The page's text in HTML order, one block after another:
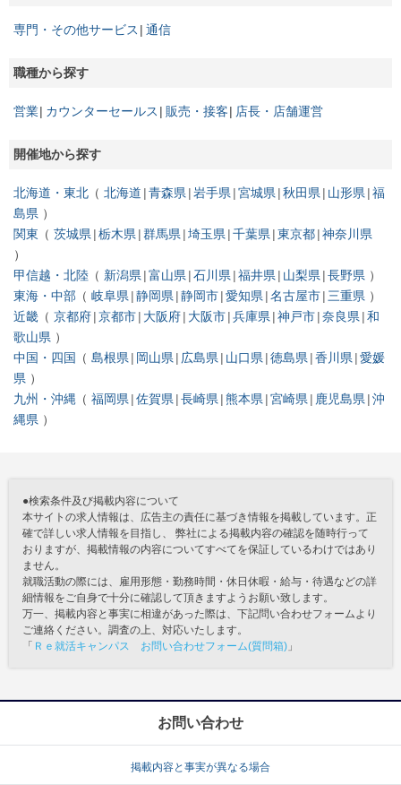
専門・その他サービス 通信
職種から探す
営業 カウンターセールス 販売・接客 店長・店舗運営
開催地から探す
北海道・東北 北海道 青森県 岩手県 宮城県 秋田県 山形県 福
島県
関東
茨城県 栃木県 群馬県 埼玉県 千葉県 東京都 神奈川県
甲信越・北陸 新潟県 富山県 石川県 福井県 山梨県 長野県
東海・中部
岐阜県 静岡県 静岡市 愛知県 名古屋市 三重県
近畿
京都府 京都市 大阪府 大阪市 兵庫県 神戸市 奈良県 和
歌山県
中国・四国
島根県 岡山県 広島県 山口県 徳島県 香川県 愛媛
県
九州・沖縄
福岡県 佐賀県 長崎県 熊本県 宮崎県 鹿児島県 沖
縄県
●検索条件及び掲載内容について
本サイトの求人情報は、広告主の責任に基づき情報を掲載しています。正
確で詳しい求人情報を目指し、 弊社による掲載内容の確認を随時行って
おりますが、掲載情報の内容についてすべてを保証しているわけではあり
ません。
就職活動の際には、雇用形態・勤務時間・休日休暇・給与・待遇などの詳
細情報をご自身で十分に確認して頂きますようお願い致します。
万一、掲載内容と事実に相違があった際は、下記問い合わせフォームより
ご連絡ください。調査の上、対応いたします。
「 Ｒｅ就活キャンパス お問い合わせフォーム(質問箱) 」
お問い合わせ
掲載内容と事実が異なる場合